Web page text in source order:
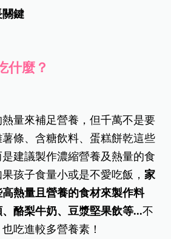
關鍵
什麼？
量來補足營養，但千萬不是要
條、含糖飲料、蛋糕餅乾這些
建議製作濃縮營養及熱量的食
孩子食量小或是不愛吃飯，家
熱量且營養的食材來製作料
酪梨牛奶、豆漿堅果飲等...不
吃進較多營養素！